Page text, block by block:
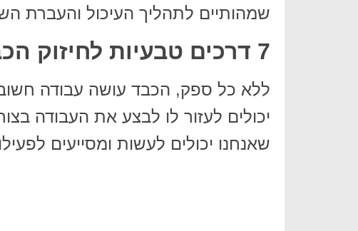
שמהותיים לתהליך העיכול והעברת
7 דרכים טבעיות לחיזוק הכבד וניקוי רעלים
ללא כל ספק, הכבד עושה עבודה
שאנחנו יכולים לעשות ומסייעים